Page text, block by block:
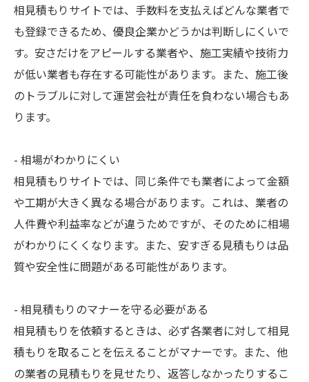
相見積もりサイトでは、手数料を支払えばどんな業者で
も登録できるため、優良企業かどうかは判断しにくいで
す。安さだけをアピールする業者や、施工実績や技術力
が低い業者も存在する可能性があります。また、施工後
のトラブルに対して運営会社が責任を負わない場合もあ
ります。
- 相場がわかりにくい
相見積もりサイトでは、同じ条件でも業者によって金額
や工期が大きく異なる場合があります。これは、業者の
人件費や利益率などが違うためですが、そのために相場
がわかりにくくなります。また、安すぎる見積もりは品
質や安全性に問題がある可能性があります。
- 相見積もりのマナーを守る必要がある
相見積もりを依頼するときは、必ず各業者に対して相見
積もりを取ることを伝えることがマナーです。また、他
の業者の見積もりを見せたり、返答しなかったりするこ